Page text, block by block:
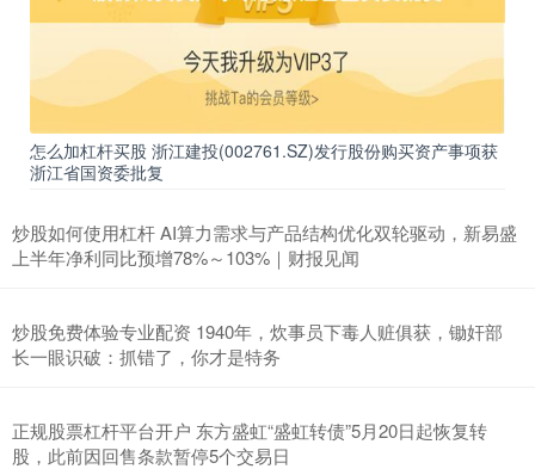
怎么加杠杆买股 浙江建投(002761.SZ)发行股份购买资产事项获
浙江省国资委批复
炒股如何使用杠杆 AI算力需求与产品结构优化双轮驱动，新易盛
上半年净利同比预增78%～103%｜财报见闻
炒股免费体验专业配资 1940年，炊事员下毒人赃俱获，锄奸部
长一眼识破：抓错了，你才是特务
正规股票杠杆平台开户 东方盛虹“盛虹转债”5月20日起恢复转
股，此前因回售条款暂停5个交易日